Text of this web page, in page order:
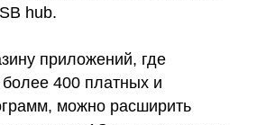
hub.
приложений, где
400 платных и
можно расширить